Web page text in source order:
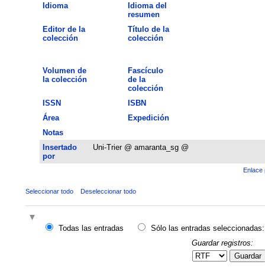
Idioma
Idioma del
resumen
Editor de la
colección
Título de la
colección
Volumen de
la colección
Fascículo
de la
colección
ISSN
ISBN
Área
Expedición
Notas
Insertado
por
Uni-Trier @ amaranta_sg @
Enlace
Seleccionar todo Deseleccionar todo
Todas las entradas
Sólo las entradas seleccionadas:
Guardar registros:
Guardar